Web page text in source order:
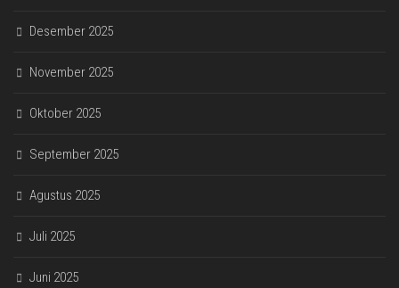
Desember 2025
November 2025
Oktober 2025
September 2025
Agustus 2025
Juli 2025
Juni 2025